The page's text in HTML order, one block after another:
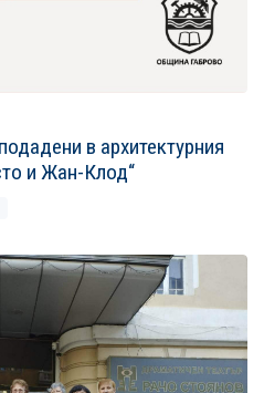
в архитектурния
и Жан-Клод“